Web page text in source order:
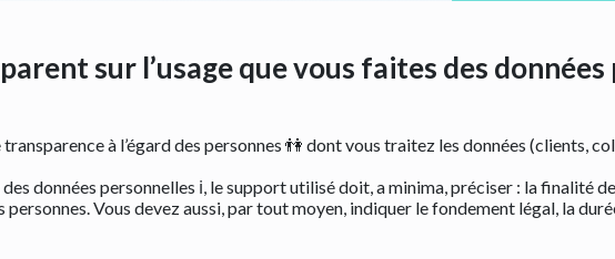
sur l’usage que vous faites des données
à l’égard des personnes 👫 dont vous traitez les données (clients,
données personnelles ℹ, le support utilisé doit, a minima, préciser : la finalité
Vous devez aussi, par tout moyen, indiquer le fondement légal, la